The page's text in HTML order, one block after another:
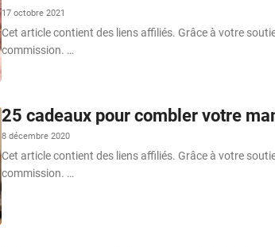
17 octobre 2021
Cet article contient des liens affiliés. Grâce à votre
commission. …
25 cadeaux pour combler votre
8 décembre 2020
Cet article contient des liens affiliés. Grâce à votre
commission. …